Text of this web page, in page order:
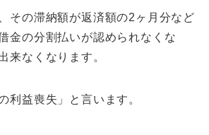
その滞納額が返済額の2ヶ月分など
金の分割払いが認められなくな
来なくなります。
利益喪失」と言います。